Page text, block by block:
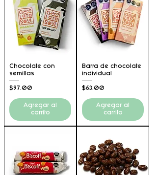
Chocolate con
semillas
Precio
$97.00
Agregar al
carrito
Barra de chocolate
individual
Precio
$63.00
Agregar al
carrito